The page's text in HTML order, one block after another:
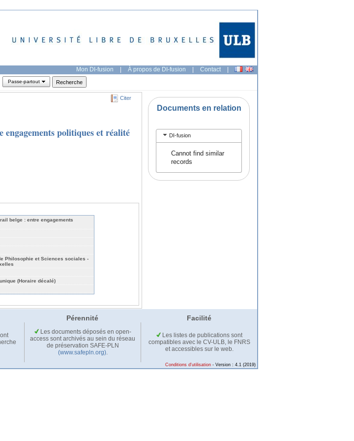
Mon DI-fusion | À propos de DI-fusion | Contact |
Passe-partout
Citer
engagements politiques et réalité
belge : entre engagements
Philosophie et Sciences sociales -
(Horaire décalé)
Documents en relation
DI-fusion
Cannot find similar
records
Pérennité Facilité
Les documents déposés en open-
access sont archivés au sein du réseau
de préservation SAFE-PLN
(www.safepln.org).
Les listes de publications sont
compatibles avec le CV-ULB, le FNRS
et accessibles sur le web.
Conditions d'utilisation - Version : 4.1 (2019)